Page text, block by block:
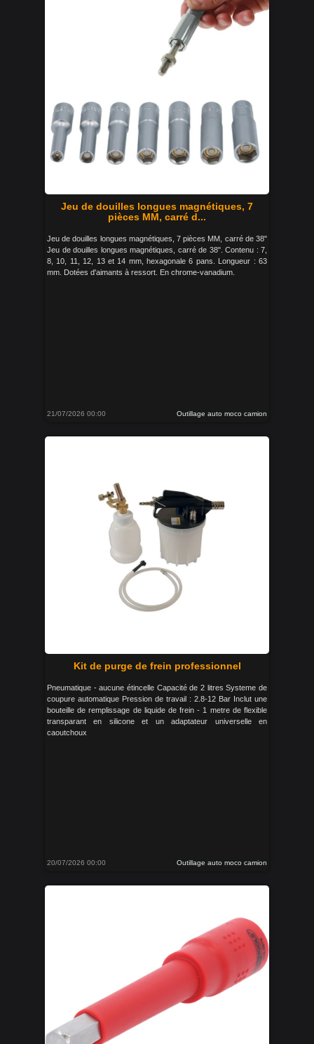
Jeu de douilles longues magnétiques, 7
pièces MM, carré d...
Jeu de douilles longues magnétiques, 7 pièces MM, carré de 38"
Jeu de douilles longues magnétiques, carré de 38". Contenu : 7,
8, 10, 11, 12, 13 et 14 mm, hexagonale 6 pans. Longueur : 63
mm. Dotées d'aimants à ressort. En chrome-vanadium.
21/07/2026 00:00 Outillage auto moco camion
Kit de purge de frein professionnel
Pneumatique - aucune étincelle Capacité de 2 litres Systeme de
coupure automatique Pression de travail : 2.8-12 Bar Inclut une
bouteille de remplissage de liquide de frein - 1 metre de flexible
transparant en silicone et un adaptateur universelle en
caoutchoux
20/07/2026 00:00 Outillage auto moco camion